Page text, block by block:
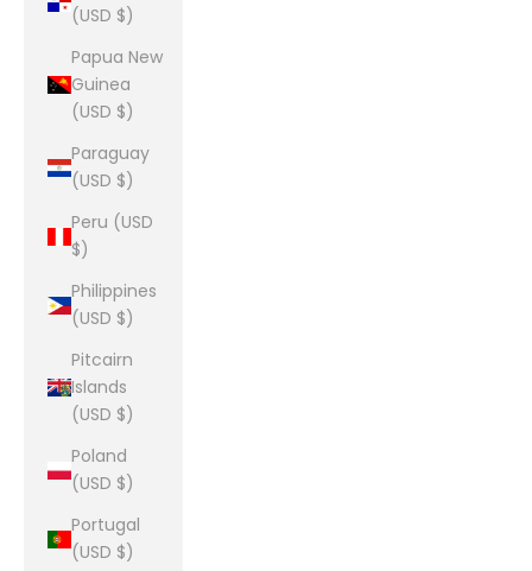
(USD $)
Papua New
Guinea
(USD $)
Paraguay
(USD $)
Peru (USD
$)
Philippines
(USD $)
Pitcairn
Islands
(USD $)
Poland
(USD $)
Portugal
(USD $)